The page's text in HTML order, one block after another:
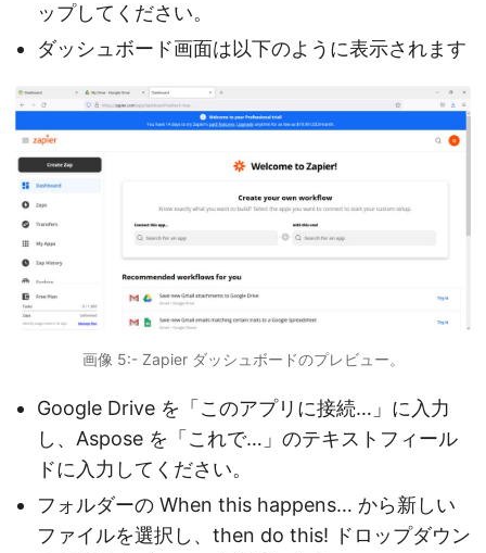
ップしてください。
ダッシュボード画面は以下のように表示されます
画像 5:- Zapier ダッシュボードのプレビュー。
Google Drive を「このアプリに接続…」に入力
し、Aspose を「これで…」のテキストフィール
ドに入力してください。
フォルダーの When this happens… から新しい
ファイルを選択し、then do this! ドロップダウン